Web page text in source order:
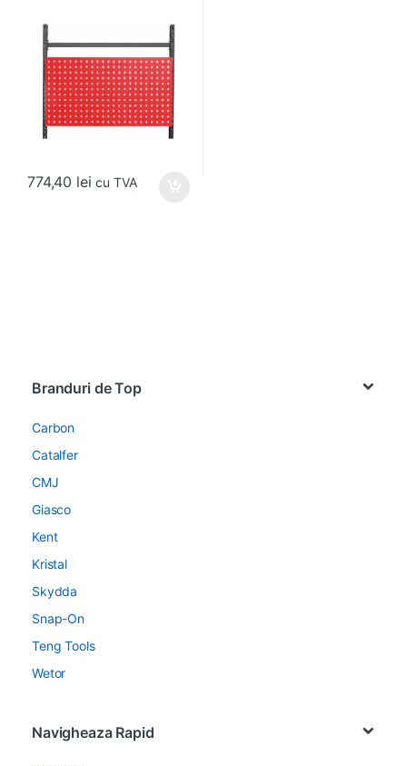
774,40 lei cu TVA
Branduri de Top
Carbon
Catalfer
CMJ
Giasco
Kent
Kristal
Skydda
Snap-On
Teng Tools
Wetor
Navigheaza Rapid